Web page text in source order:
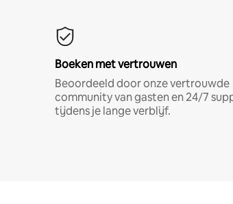
Boeken met vertrouwen
Beoordeeld door onze vertrouwde
community van gasten en 24/7
tijdens je lange verblijf.